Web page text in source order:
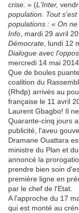
crise. » (L'Inter,
population. Tout
populations : « On
Info , mardi 29 avril
Démocrate , lundi 12
Dialogue avec
mercredi 14 mai
Que de boules
coalition du
(Rhdp) arrivés au
française le 11 avril
Laurent Gbagbo! Il
Quarante-cinq jours
publicité, l'aveu
Dramane Ouattara
ministre du Plan et
annoncé la
prendre bien soin
première ligne en
par le chef de l'Etat.
A l'approche du 17
qui est monté au